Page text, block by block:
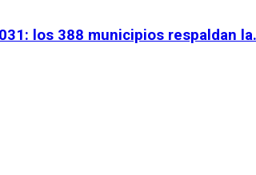
los 388 municipios respaldan